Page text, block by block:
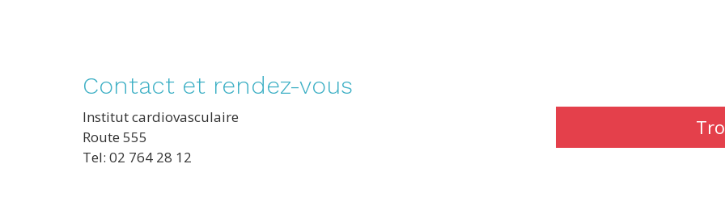
Contact et rendez-vous
Institut cardiovasculaire
Route 555
Tel: 02 764 28 12